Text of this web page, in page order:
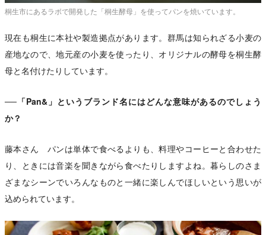
桐生市にあるラボで開発した「桐生酵母」を使ってパンを焼いています。
現在も桐生に本社や製造拠点があります。群馬は知られざる小麦の
産地なので、地元産の小麦を使ったり、オリジナルの酵母を桐生酵
母と名付けたりしています。
──「Pan&」というブランド名にはどんな意味があるのでしょう
か？
藤本さん パンは単体で食べるよりも、料理やコーヒーと合わせた
り、ときには音楽を聞きながら食べたりしますよね。暮らしのさま
ざまなシーンでいろんなものと一緒に楽しんでほしいという思いが
込められています。